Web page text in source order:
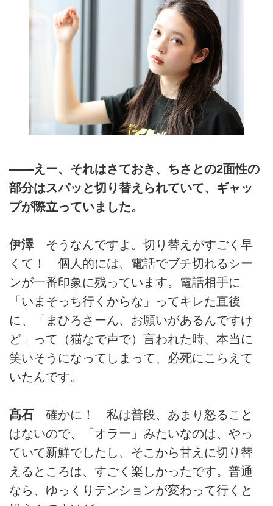
――えー、それはさておき、ちさとの2面性の
部分はスパッと切り替えられていて、ギャッ
プが際立っていました。
伊澤そうなんですよ。切り替えがすごく早
くて！ 個人的には、電話でブチ切れるシー
ンが一番印象に残っています。電話相手に
「いまそっち行くからな」ってキレた直後
に、「まひろさーん、お願いがあるんですけ
ど」って（猫なで声で）言われた時、本当に
笑いそうになってしまって、必死にこらえて
いたんです。
髙石 確かに！ 私は普段、あまり怒ること
はないので、「オラー」みたいなのは、やっ
ていて新鮮でしたし、そこから甘えに切り替
えるところは、すごく楽しかったです。普通
なら、ゆっくりテンションが変わって行くと